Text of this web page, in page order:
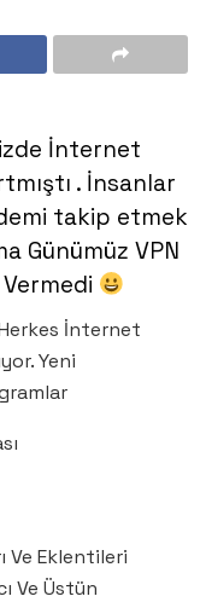
İnternet
. İnsanlar
takip etmek
Günümüz VPN
Herkes İnternet
Yeni
Ve Eklentileri
Ve Üstün